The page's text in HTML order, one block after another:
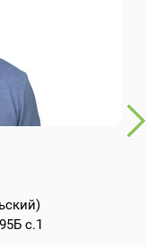
с.1